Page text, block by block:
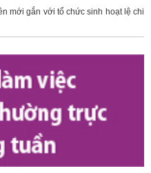
mới gắn với tổ chức sinh hoạt lệ chi